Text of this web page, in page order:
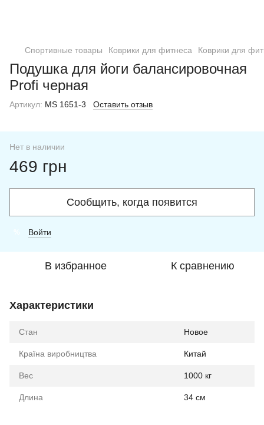
Спортивные товары Коврики для фитнеса Коврики для
Подушка для йоги балансировочная
Profi черная
Артикул: MS 1651-3 Оставить отзыв
Нет в наличии
469 грн
Сообщить, когда появится
Войти
В избранное К сравнению
Характеристики
Стан Новое
Країна виробництва Китай
Вес 1000 кг
Длина 34 см